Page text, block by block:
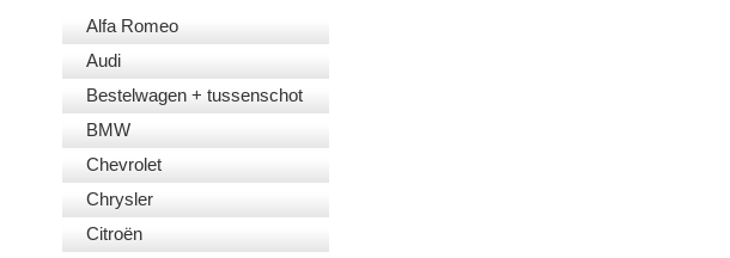
Alfa Romeo
Audi
Bestelwagen + tussenschot
BMW
Chevrolet
Chrysler
Citroën